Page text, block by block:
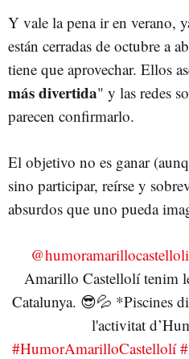
Y vale la pena ir en verano,
están cerradas de octubre a
tiene que aprovechar. Ellos
más divertida" y las redes
parecen confirmarlo.
El objetivo no es ganar
sino participar, reírse y
absurdos que uno pueda
@humoramarillocastelloli
Amarillo Castellolí tenim
Catalunya. 😎💦 *Piscines
l'activitat
#HumorAmarilloCastellolí